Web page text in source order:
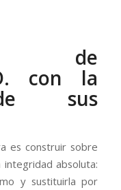
de
con la
sus
es construir sobre
absoluta:
y sustituirla por